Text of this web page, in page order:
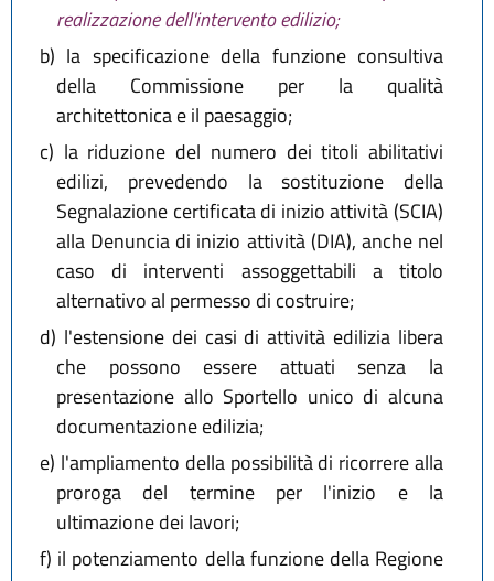
realizzazione dell'intervento edilizio;
b) la specificazione della funzione consultiva
della Commissione per la qualità
architettonica e il paesaggio;
c) la riduzione del numero dei titoli abilitativi
edilizi, prevedendo la sostituzione della
Segnalazione certificata di inizio attività (SCIA)
alla Denuncia di inizio attività (DIA), anche nel
caso di interventi assoggettabili a titolo
alternativo al permesso di costruire;
d) l'estensione dei casi di attività edilizia libera
che possono essere attuati senza la
presentazione allo Sportello unico di alcuna
documentazione edilizia;
e) l'ampliamento della possibilità di ricorrere alla
proroga del termine per l'inizio e la
ultimazione dei lavori;
f) il potenziamento della funzione della Regione